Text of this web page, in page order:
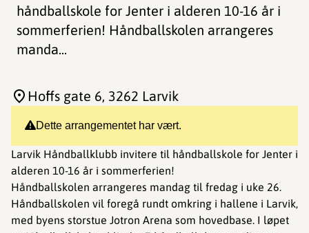
håndballskole for Jenter i alderen 10-16 år i
sommerferien! Håndballskolen arrangeres
manda...
Dette arrangementet har vært.
Larvik Håndballklubb invitere til håndballskole for Jenter i
alderen 10-16 år i sommerferien!
Håndballskolen arrangeres mandag til fredag i uke 26.
Håndballskolen vil foregå rundt omkring i hallene i Larvik,
med byens storstue Jotron Arena som hovedbase. I løpet
Hoffs gate 6, 3262 Larvik